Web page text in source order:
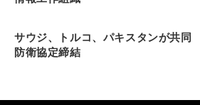
サウジ、トルコ、パキスタンが共同
防衛協定締結